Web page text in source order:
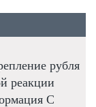
рубля
реакции
С